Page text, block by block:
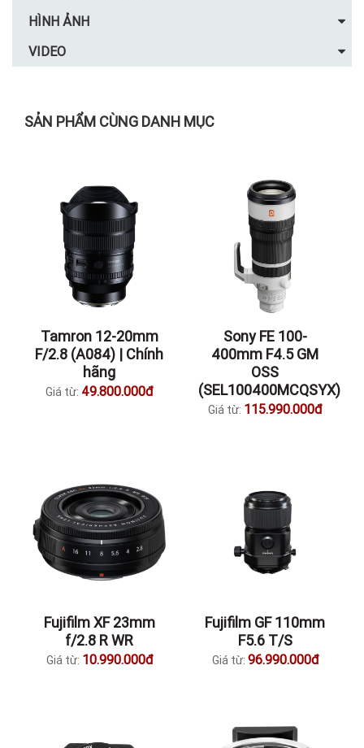
HÌNH ẢNH
VIDEO
SẢN PHẨM CÙNG DANH MỤC
Tamron 12-20mm
F/2.8 (A084) | Chính
hãng
Giá từ: 49.800.000đ
Sony FE 100-
400mm F4.5 GM
OSS
(SEL100400MCQSYX)
Giá từ: 115.990.000đ
Fujifilm XF 23mm
f/2.8 R WR
Giá từ: 10.990.000đ
Fujifilm GF 110mm
F5.6 T/S
Giá từ: 96.990.000đ